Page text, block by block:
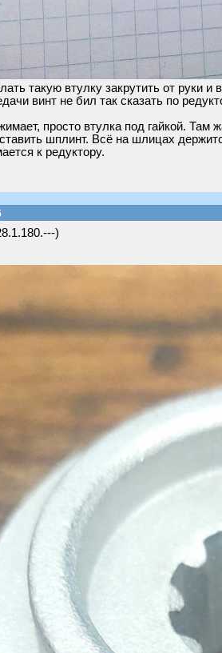
такую втулку закрутить от руки
винт не бил так сказать по
просто втулка под гайкой. Там
шплинт. Всё на шлицах
к редуктору.
)